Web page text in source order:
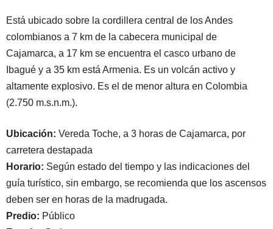
Está ubicado sobre la cordillera central de los Andes
colombianos a 7 km de la cabecera municipal de
Cajamarca, a 17 km se encuentra el casco urbano de
Ibagué y a 35 km está Armenia. Es un volcán activo y
altamente explosivo. Es el de menor altura en Colombia
(2.750 m.s.n.m.).
Ubicación: Vereda Toche, a 3 horas de Cajamarca, por
carretera destapada
Horario: Según estado del tiempo y las indicaciones del
guía turístico, sin embargo, se recomienda que los ascensos
deben ser en horas de la madrugada.
Predio: Público